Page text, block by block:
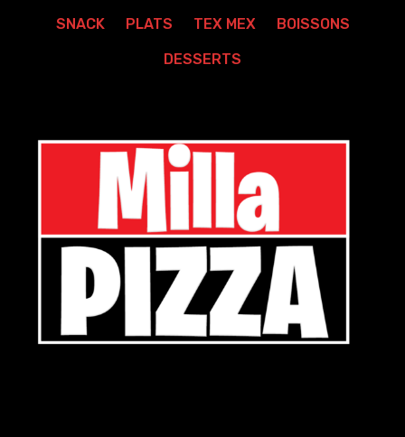
SNACK PLATS TEX MEX BOISSONS
DESSERTS